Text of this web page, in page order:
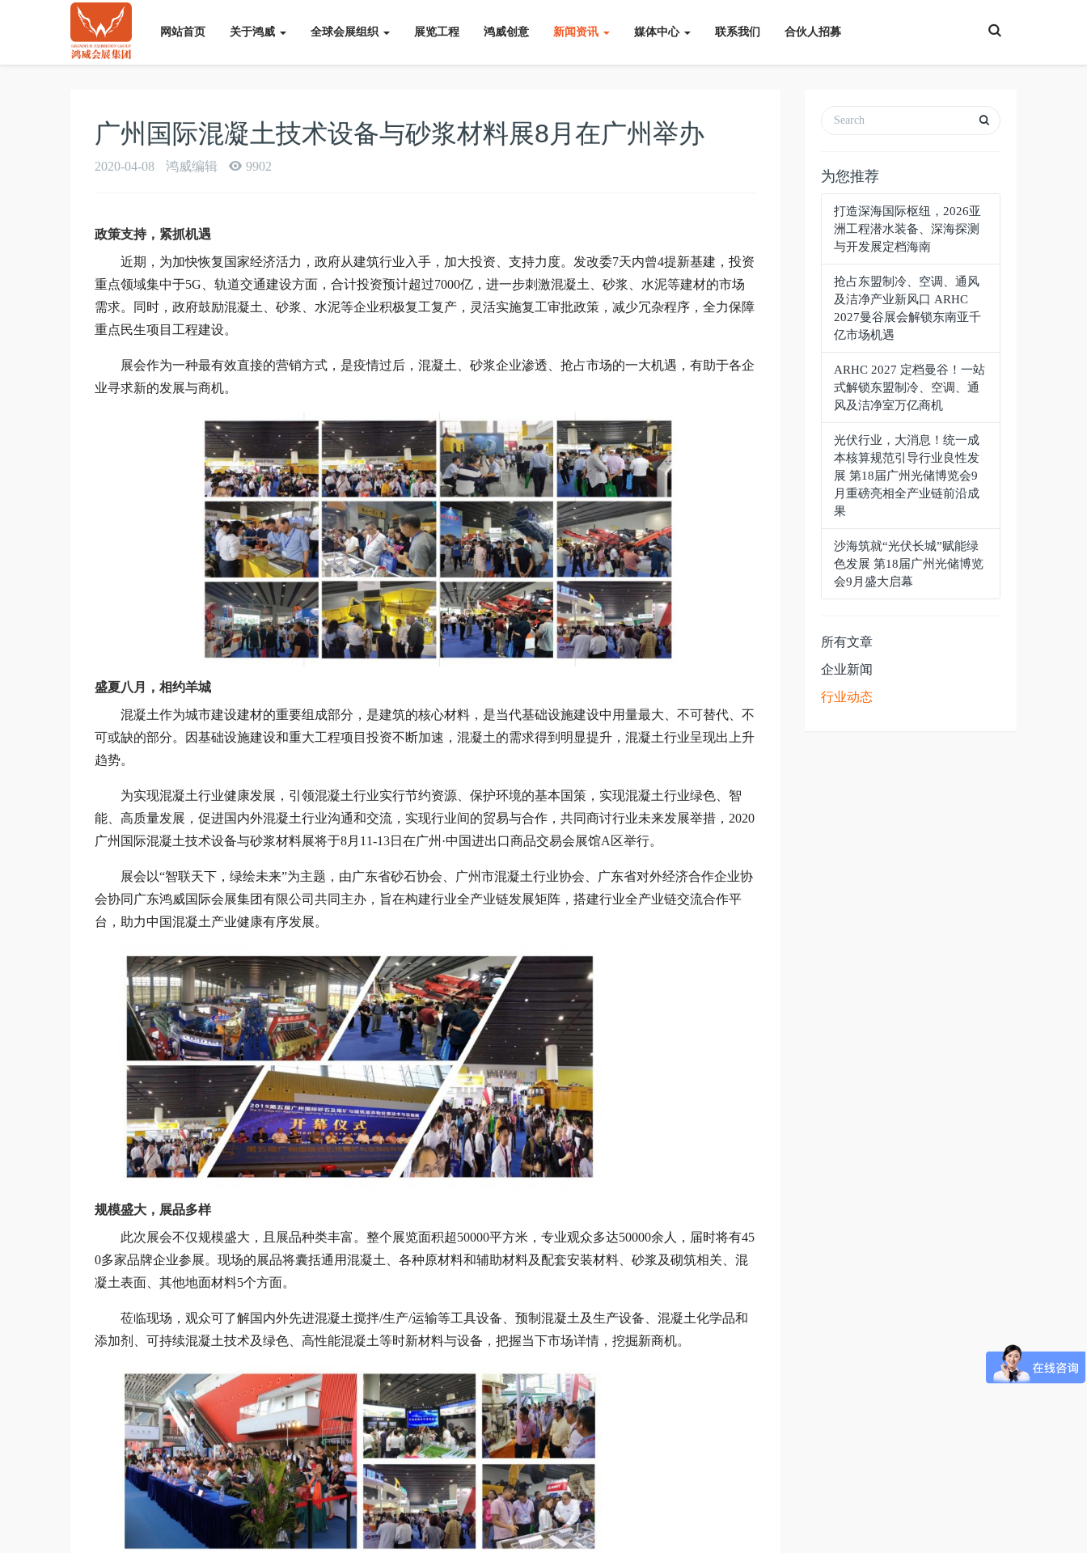
T
o
g
e
a
r
网站首页 关于鸿威 全球会展组织 展览工程 鸿威创意 新闻资讯 媒体中心 联系我们 合伙人招募
广州国际混凝土技术设备与砂浆材料展8月在广州举办
2020-04-08 鸿威编辑 9902
政策支持，紧抓机遇
近期，为加快恢复国家经济活力，政府从建筑行业入手，加大投资、支持力度。发改委7天内曾4提新基建，投资
重点领域集中于5G、轨道交通建设方面，合计投资预计超过7000亿，进一步刺激混凝土、砂浆、水泥等建材的市场
需求。同时，政府鼓励混凝土、砂浆、水泥等企业积极复工复产，灵活实施复工审批政策，减少冗杂程序，全力保障
重点民生项目工程建设。
展会作为一种最有效直接的营销方式，是疫情过后，混凝土、砂浆企业渗透、抢占市场的一大机遇，有助于各企
业寻求新的发展与商机。
盛夏八月，相约羊城
混凝土作为城市建设建材的重要组成部分，是建筑的核心材料，是当代基础设施建设中用量最大、不可替代、不
可或缺的部分。因基础设施建设和重大工程项目投资不断加速，混凝土的需求得到明显提升，混凝土行业呈现出上升
趋势。
为实现混凝土行业健康发展，引领混凝土行业实行节约资源、保护环境的基本国策，实现混凝土行业绿色、智
能、高质量发展，促进国内外混凝土行业沟通和交流，实现行业间的贸易与合作，共同商讨行业未来发展举措，2020
广州国际混凝土技术设备与砂浆材料展将于8月11-13日在广州·中国进出口商品交易会展馆A区举行。
展会以“智联天下，绿绘未来”为主题，由广东省砂石协会、广州市混凝土行业协会、广东省对外经济合作企业协
会协同广东鸿威国际会展集团有限公司共同主办，旨在构建行业全产业链发展矩阵，搭建行业全产业链交流合作平
台，助力中国混凝土产业健康有序发展。
规模盛大，展品多样
此次展会不仅规模盛大，且展品种类丰富。整个展览面积超50000平方米，专业观众多达50000余人，届时将有45
0多家品牌企业参展。现场的展品将囊括通用混凝土、各种原材料和辅助材料及配套安装材料、砂浆及砌筑相关、混
凝土表面、其他地面材料5个方面。
莅临现场，观众可了解国内外先进混凝土搅拌/生产/运输等工具设备、预制混凝土及生产设备、混凝土化学品和
添加剂、可持续混凝土技术及绿色、高性能混凝土等时新材料与设备，把握当下市场详情，挖掘新商机。
为您推荐
打造深海国际枢纽，2026亚
洲工程潜水装备、深海探测
与开发展定档海南
抢占东盟制冷、空调、通风
及洁净产业新风口 ARHC
2027曼谷展会解锁东南亚千
亿市场机遇
ARHC 2027 定档曼谷！一站
式解锁东盟制冷、空调、通
风及洁净室万亿商机
光伏行业，大消息！统一成
本核算规范引导行业良性发
展 第18届广州光储博览会9
月重磅亮相全产业链前沿成
果
沙海筑就“光伏长城”赋能绿
色发展 第18届广州光储博览
会9月盛大启幕
所有文章
企业新闻
行业动态